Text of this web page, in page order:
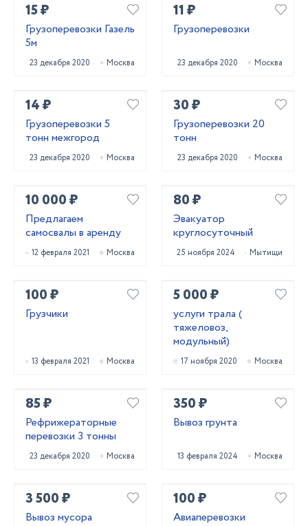
15 ₽
Грузоперевозки Газель
5м
23 декабря 2020 Москва
11 ₽
Грузоперевозки
23 декабря 2020 Москва
14 ₽
Грузоперевозки 5
тонн межгород
23 декабря 2020 Москва
30 ₽
Грузоперевозки 20
тонн
23 декабря 2020 Москва
10 000 ₽
Предлагаем
самосвалы в аренду
12 февраля 2021 Москва
80 ₽
Эвакуатор
круглосуточный
25 ноября 2024 Мытищи
100 ₽
Грузчики
13 февраля 2021 Москва
5 000 ₽
услуги трала (
тяжеловоз,
модульный)
17 ноября 2020 Москва
85 ₽
Рефрижераторные
перевозки 3 тонны
23 декабря 2020 Москва
350 ₽
Вывоз грунта
13 февраля 2024 Москва
3 500 ₽
Вывоз мусора
100 ₽
Авиаперевозки